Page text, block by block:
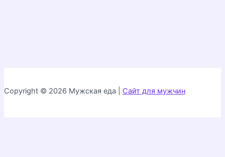
Copyright © 2026 Мужская еда | Сайт для мужчин